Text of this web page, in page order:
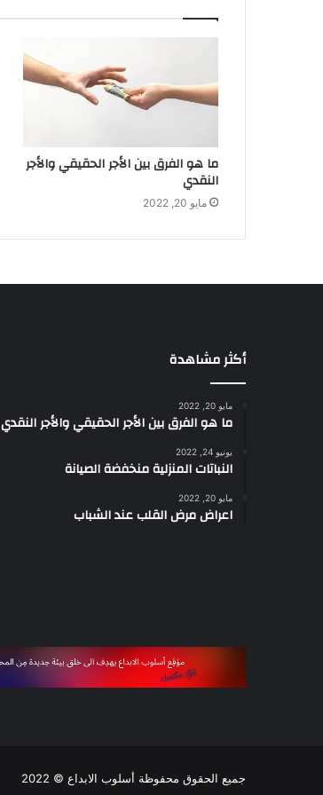
ما هو الفرق بين الأجر الحقيقي والأجر
النقدي
مايو 20, 2022
أكثر مشاهدة
مايو 20, 2022
ما هو الفرق بين الأجر الحقيقي والأجر النقدي
يونيو 24, 2022
النباتات المنزلية منخفضة الصيانة
مايو 20, 2022
اعراض مرض القلب عند الشباب
جميع الحقوق محفوظة أسلوب الابداع © 2022